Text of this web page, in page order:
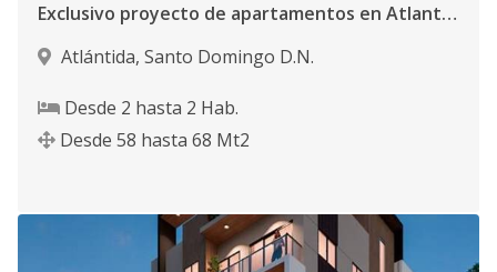
Exclusivo proyecto de apartamentos en Atlantida
Atlántida, Santo Domingo D.N.
Desde 2 hasta 2 Hab.
Desde 58 hasta 68 Mt2